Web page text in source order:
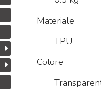
Materiale
TPU
Colore